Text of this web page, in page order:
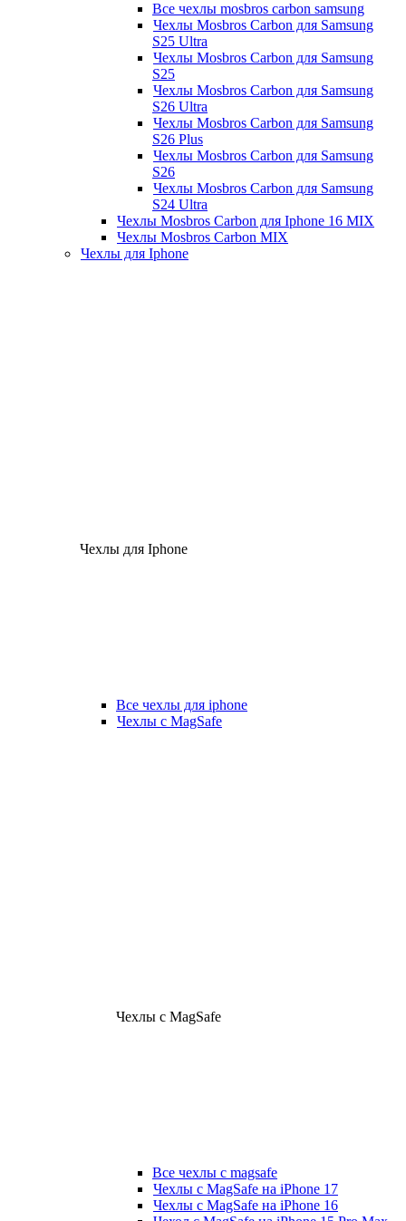
Все чехлы mosbros carbon samsung
Чехлы Mosbros Carbon для Samsung
S25 Ultra
Чехлы Mosbros Carbon для Samsung
S25
Чехлы Mosbros Carbon для Samsung
S26 Ultra
Чехлы Mosbros Carbon для Samsung
S26 Plus
Чехлы Mosbros Carbon для Samsung
S26
Чехлы Mosbros Carbon для Samsung
S24 Ultra
Чехлы Mosbros Carbon для Iphone 16 MIX
Чехлы Mosbros Carbon MIX
Чехлы для Iphone
Чехлы для Iphone
Все чехлы для iphone
Чехлы с MagSafe
Чехлы с MagSafe
Все чехлы с magsafe
Чехлы с MagSafe на iPhone 17
Чехлы с MagSafe на iPhone 16